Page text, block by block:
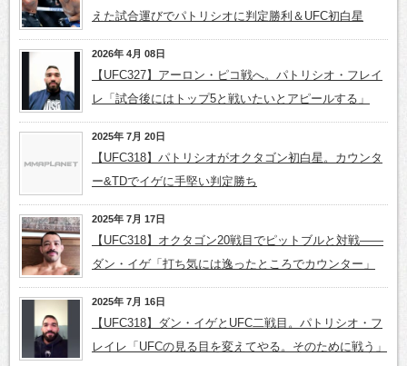
えた試合運びでパトリシオに判定勝利＆UFC初白星
2026年 4月 08日
【UFC327】アーロン・ピコ戦へ。パトリシオ・フレイ
レ「試合後にはトップ5と戦いたいとアピールする」
2025年 7月 20日
【UFC318】パトリシオがオクタゴン初白星。カウンタ
ー&TDでイゲに手堅い判定勝ち
2025年 7月 17日
【UFC318】オクタゴン20戦目でピットブルと対戦――
ダン・イゲ「打ち気には逸ったところでカウンター」
2025年 7月 16日
【UFC318】ダン・イゲとUFC二戦目。パトリシオ・フ
レイレ「UFCの見る目を変えてやる。そのために戦う」